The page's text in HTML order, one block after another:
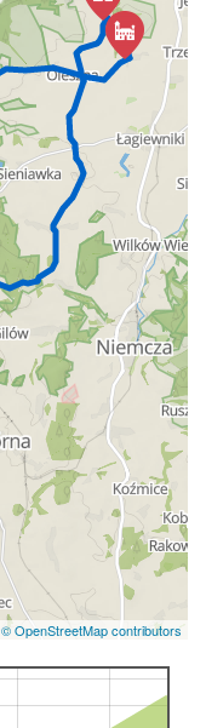
© OpenStreetMap contributors